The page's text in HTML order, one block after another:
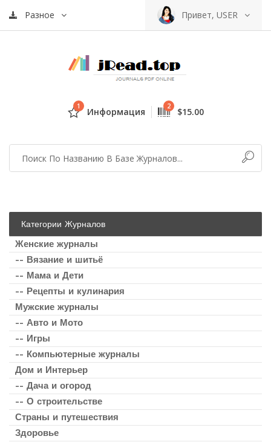
Разное Привет, USER
1 Информация 2 $15.00
Категории Журналов
Женские журналы
-- Вязание и шитьё
-- Мама и Дети
-- Рецепты и кулинария
Мужские журналы
-- Авто и Мото
-- Игры
-- Компьютерные журналы
Дом и Интерьер
-- Дача и огород
-- О строительстве
Страны и путешествия
Здоровье